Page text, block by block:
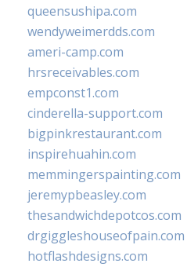
queensushipa.com
wendyweimerdds.com
ameri-camp.com
hrsreceivables.com
empconst1.com
cinderella-support.com
bigpinkrestaurant.com
inspirehuahin.com
memmingerspainting.com
jeremypbeasley.com
thesandwichdepotcos.com
drgiggleshouseofpain.com
hotflashdesigns.com